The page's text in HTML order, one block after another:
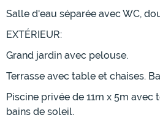
Salle d'eau séparée avec WC,
EXTÉRIEUR:
Grand jardin avec pelouse.
Terrasse avec table et chaises.
Piscine privée de 11m x 5m
bains de soleil.